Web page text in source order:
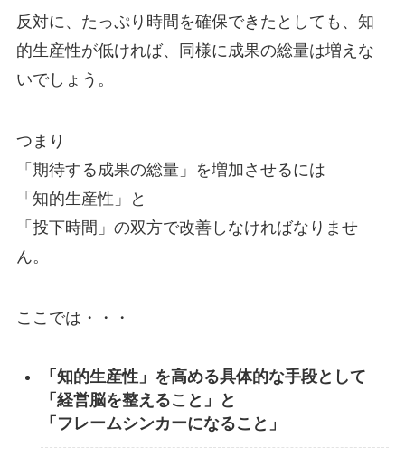
反対に、たっぷり時間を確保できたとしても、知
的生産性が低ければ、同様に成果の総量は増えな
いでしょう。
つまり
「期待する成果の総量」を増加させるには
「知的生産性」と
「投下時間」の双方で改善しなければなりませ
ん。
ここでは・・・
「知的生産性」を高める具体的な手段として
「経営脳を整えること」と
「フレームシンカーになること」